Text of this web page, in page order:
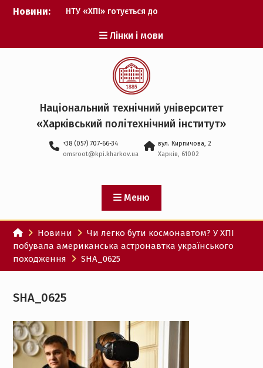
Перейти
Новини:
НТУ «ХПІ» готується до
Музичні таланти ХПІ
запрошуються на
Всеукраїнський
фестиваль «Червона
рута – 2027»
ХПІ уклав угоду про
партнерство з ДержНДІ
технологій кібербезпеки
Головнокомандувачем
Збройних Сил України
участю ХПІ обговорили
перспективи українсько-
іспанського
технологічного
партнерства
Лінки і мови
Національний технічний університет
«Харківський політехнічний iнститут»
+38 (057) 707-66-34
omsroot@kpi.kharkov.ua
вул. Кирпичова, 2
Харків, 61002
Меню
Новини
Чи легко бути космонавтом? У ХПІ
побувала американська астронавтка українського
походження
SHA_0625
SHA_0625